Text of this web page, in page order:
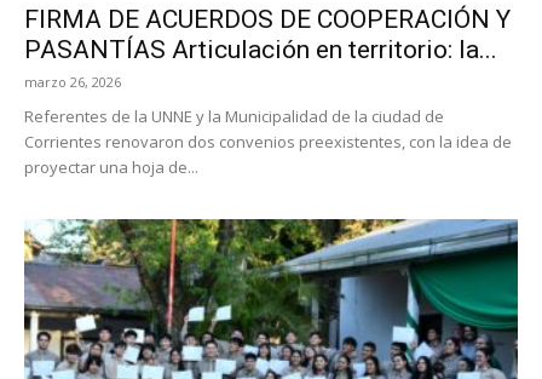
FIRMA DE ACUERDOS DE COOPERACIÓN Y
PASANTÍAS Articulación en territorio: la...
marzo 26, 2026
Referentes de la UNNE y la Municipalidad de la ciudad de
Corrientes renovaron dos convenios preexistentes, con la idea de
proyectar una hoja de...